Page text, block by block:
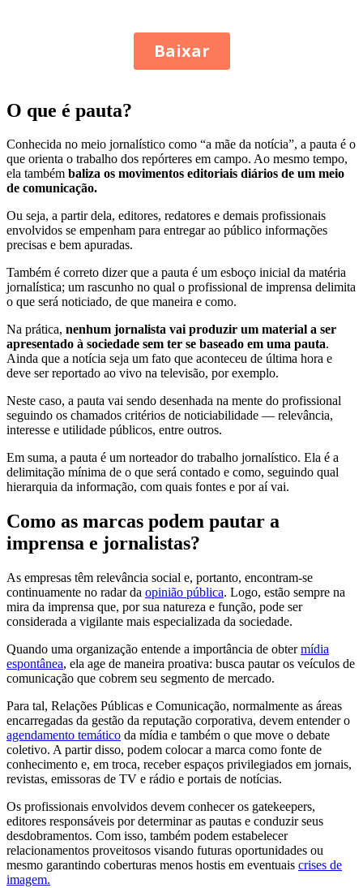
O que é pauta?
Conhecida no meio jornalístico como “a mãe da notícia”, a pauta é o
que orienta o trabalho dos repórteres em campo. Ao mesmo tempo,
ela também baliza os movimentos editoriais diários de um meio
de comunicação.
Ou seja, a partir dela, editores, redatores e demais profissionais
envolvidos se empenham para entregar ao público informações
precisas e bem apuradas.
Também é correto dizer que a pauta é um esboço inicial da matéria
jornalística; um rascunho no qual o profissional de imprensa delimita
o que será noticiado, de que maneira e como.
Na prática, nenhum jornalista vai produzir um material a ser
apresentado à sociedade sem ter se baseado em uma pauta.
Ainda que a notícia seja um fato que aconteceu de última hora e
deve ser reportado ao vivo na televisão, por exemplo.
Neste caso, a pauta vai sendo desenhada na mente do profissional
seguindo os chamados critérios de noticiabilidade — relevância,
interesse e utilidade públicos, entre outros.
Em suma, a pauta é um norteador do trabalho jornalístico. Ela é a
delimitação mínima de o que será contado e como, seguindo qual
hierarquia da informação, com quais fontes e por aí vai.
Como as marcas podem pautar a
imprensa e jornalistas?
As empresas têm relevância social e, portanto, encontram-se
continuamente no radar da opinião pública. Logo, estão sempre na
mira da imprensa que, por sua natureza e função, pode ser
considerada a vigilante mais especializada da sociedade.
Quando uma organização entende a importância de obtermídia
espontânea, ela age de maneira proativa: busca pautar os veículos de
comunicação que cobrem seu segmento de mercado.
Para tal, Relações Públicas e Comunicação, normalmente as áreas
encarregadas da gestão da reputação corporativa, devem entender o
agendamento temático da mídia e também o que move o debate
coletivo. A partir disso, podem colocar a marca como fonte de
conhecimento e, em troca, receber espaços privilegiados em jornais,
revistas, emissoras de TV e rádio e portais de notícias.
Os profissionais envolvidos devem conhecer os gatekeepers,
editores responsáveis por determinar as pautas e conduzir seus
desdobramentos. Com isso, também podem estabelecer
relacionamentos proveitosos visando futuras oportunidades ou
mesmo garantindo coberturas menos hostis em eventuais crises de
imagem.